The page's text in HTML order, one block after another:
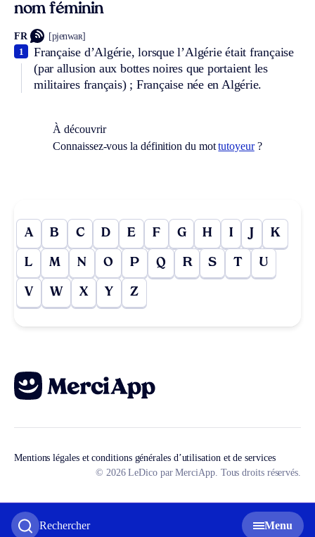
Rechercher Menu
nom féminin
FR [pjenwaʀ]
Française d’Algérie, lorsque l’Algérie était française
(par allusion aux bottes noires que portaient les
militaires français) ; Française née en Algérie.
1
À découvrir
Connaissez-vous la définition du mottutoyeur?
A B C D E F G H I J K
L M N O P Q R S T U
V W X Y Z
Mentions légales et conditions générales d’utilisation et de services
© 2026 LeDico par MerciApp. Tous droits réservés.